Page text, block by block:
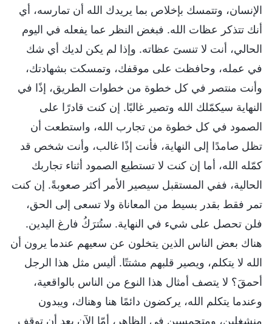
الإنسان، وتتمسك بإخلاص بما يريدك الله أن تمارسه، أي
أنك تتذكر عظات الله. فبغض النظر عما يفعله في اليوم
الحالي، أنت لا تنسىَ عظاته. وإذا لم يكن لديك أي شك
في عمله، وحافظت على موقفك، وتمسكت بشهادتك،
وأنت منتصر في كل خطوة من خطوات الطريق، إذًا في
النهاية سيكمّلك الله وتصير غالبًا. إن كنت قادرًا على
الصمود في كل خطوة من تجارب الله، واستطعت أن
تظل صامدًا إلى النهاية، فأنت إذًا غالب، وأنت شخص قد
كمّله الله، أما إن كنت لا تستطيع الصمود أثناء تجاربك
الحالية، ففي المستقبل سيصير الأمر أكثر صعوبةً. إن كنت
تمر فقط بقدر بسيط من المعاناة ولا تسعى إلى الحق،
فلن تحصل على شيء في النهاية. ستُترَكُ فارغ اليدين.
هناك بعض الناس الذين يتخلون عن سعيهم عندما يرون أن
الله لا يتكلم، ويصير قلبهم مشتتًا. أليس مثل هذا الرجل
أحمقَ؟ لا يتصف أمثال هذا النوع من الناس بالواقعية،
وعندما يتكلم الله، يركضون دائمًا هنا وهناك، ويبدون
منشغلين، ومتحمسين في الظاهر، أمّا الآن بعد أن توقف